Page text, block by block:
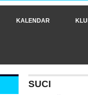
KALENDAR
SUCI